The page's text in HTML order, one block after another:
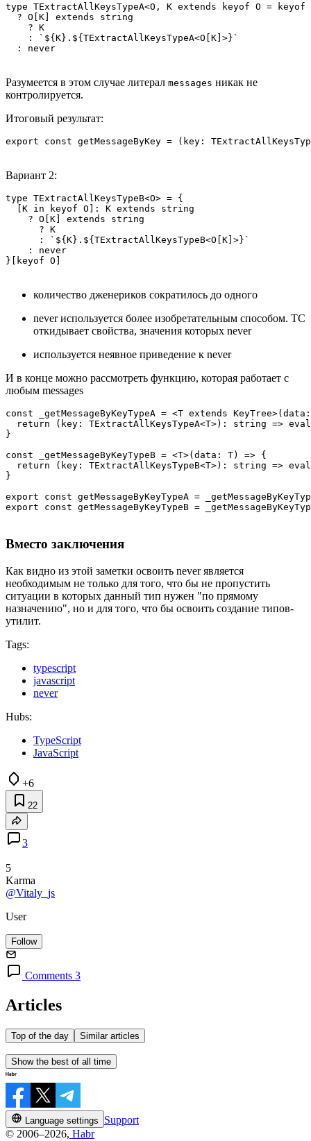
type TExtractAllKeysTypeA<O, K extends keyof O =
  ? O[K] extends string
    ? K
    : `${K}.${TExtractAllKeysTypeA<O[K]>}`
Разумеется в этом случае литерал messages никак не
контролируется.
Итоговый результат:
Вариант 2:
type TExtractAllKeysTypeB<O> = {
  [K in keyof O]: K extends string
    ? O[K] extends string
      ? K
      : `${K}.${TExtractAllKeysTypeB<O[K]>}`
    : never
количество дженериков сократилось до одного
never используется более изобретательным способом. ТС
откидывает свойства, значения которых never
используется неявное приведение к never
И в конце можно рассмотреть функцию, которая работает с
любым messages
const _getMessageByKeyTypeA = <T extends
return (key: TExtractAllKeysTypeA<T>): string =>
}
const _getMessageByKeyTypeB = <T>(data: T) => {
return (key: TExtractAllKeysTypeB<T>): string =>
}
export const getMessageByKeyTypeA =
Вместо заключения
Как видно из этой заметки освоить never является
необходимым не только для того, что бы не пропустить
ситуации в которых данный тип нужен "по прямому
назначению", но и для того, что бы освоить создание типов-
утилит.
Tags:
typescript
javascript
never
Hubs:
TypeScript
JavaScript
+6
22
3
5
Karma
@Vitaly_js
User
Follow
Comments 3
Articles
Top of the day Similar articles
Show the best of all time
Language settings
Support
© 2006–2026, Habr